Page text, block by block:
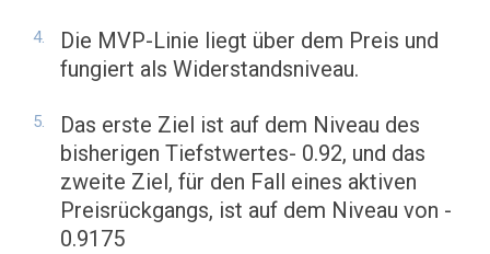
Die MVP-Linie liegt über dem Preis und
fungiert als Widerstandsniveau.
Das erste Ziel ist auf dem Niveau des
bisherigen Tiefstwertes- 0.92, und das
zweite Ziel, für den Fall eines aktiven
Preisrückgangs, ist auf dem Niveau von -
0.9175